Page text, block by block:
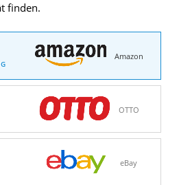
finden.
Amazon
OTTO
eBay